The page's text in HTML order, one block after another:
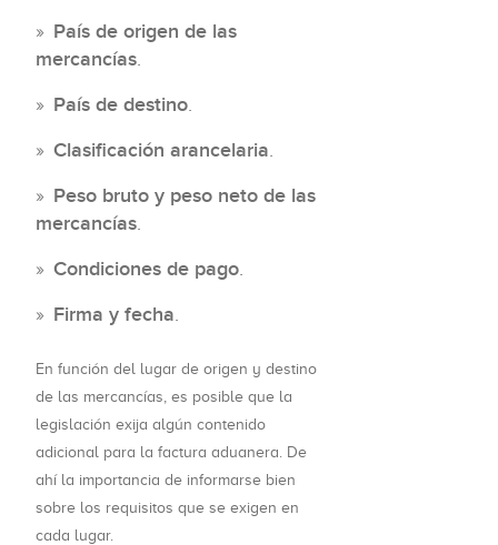
País de origen de las
mercancías
País de destino
Clasificación arancelaria
Peso bruto y peso neto de las
mercancías
Condiciones de pago
Firma y fecha
En función del lugar de origen y destino
de las mercancías, es posible que la
legislación exija algún contenido
adicional para la factura aduanera. De
ahí la importancia de informarse bien
sobre los requisitos que se exigen en
cada lugar.